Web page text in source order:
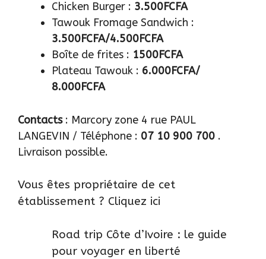
Chicken Burger : 3.500FCFA
Tawouk Fromage Sandwich :
3.500FCFA/4.500FCFA
Boîte de frites : 1500FCFA
Plateau Tawouk : 6.000FCFA/
8.000FCFA
Contacts: Marcory zone 4 rue PAUL
LANGEVIN / Téléphone : 07 10 900 700 .
Livraison possible.
Vous êtes propriétaire de cet
établissement ? Cliquez ici
Road trip Côte d’Ivoire : le guide
pour voyager en liberté